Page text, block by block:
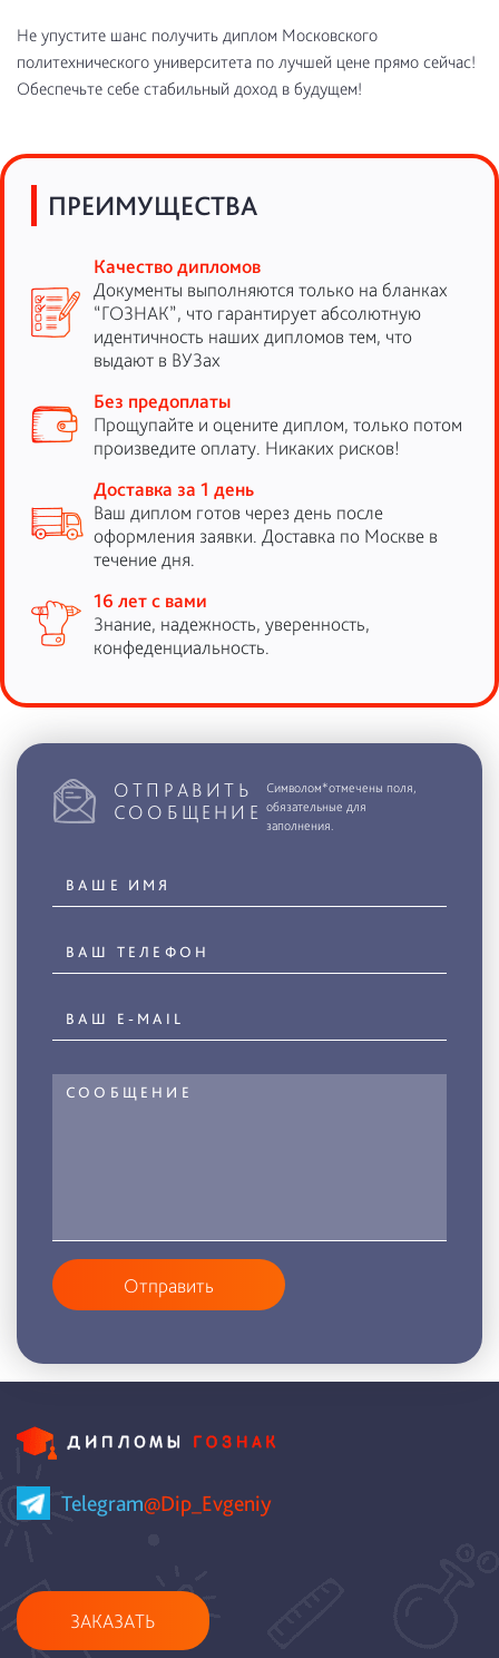
Не упустите шанс получить диплом Московского
политехнического университета по лучшей цене прямо сейчас!
Обеспечьте себе стабильный доход в будущем!
ПРЕИМУЩЕСТВА
Качество дипломов
Документы выполняются только на бланках
“ГОЗНАК”, что гарантирует абсолютную
идентичность наших дипломов тем, что
выдают в ВУЗах
Без предоплаты
Прощупайте и оцените диплом, только потом
произведите оплату. Никаких рисков!
Доставка за 1 день
Ваш диплом готов через день после
оформления заявки. Доставка по Москве в
течение дня.
16 лет с вами
Знание, надежность, уверенность,
конфеденциальность.
ОТПРАВИТЬ
СООБЩЕНИЕ
Символом*отмечены поля,
обязательные для
заполнения.
Отправить
Telegram@Dip_Evgeniy
ЗАКАЗАТЬ